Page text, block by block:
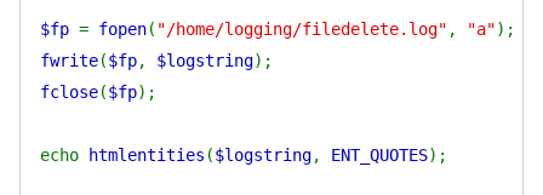
$fp = fopen( "/home/logging/filedelete.log" , "a");
fwrite($fp, $logstring);
fclose($fp);
echo htmlentities ($logstring, ENT_QUOTES);